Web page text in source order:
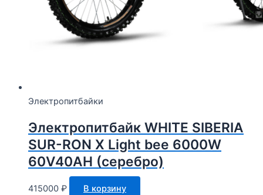
Электропитбайки
Электропитбайк WHITE SIBERIA
SUR-RON X Light bee 6000W
60V40AH (серебро)
415000 ₽ В корзину